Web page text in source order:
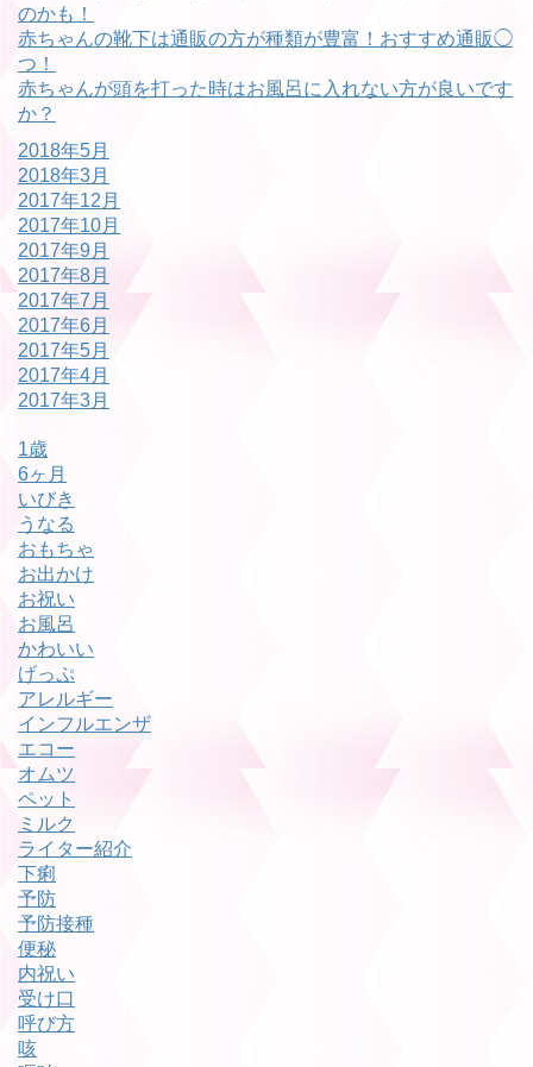
のかも！
赤ちゃんの靴下は通販の方が種類が豊富！おすすめ通販◯
つ！
赤ちゃんが頭を打った時はお風呂に入れない方が良いです
か？
2018年5月
2018年3月
2017年12月
2017年10月
2017年9月
2017年8月
2017年7月
2017年6月
2017年5月
2017年4月
2017年3月
1歳
6ヶ月
いびき
うなる
おもちゃ
お出かけ
お祝い
お風呂
かわいい
げっぷ
アレルギー
インフルエンザ
エコー
オムツ
ペット
ミルク
ライター紹介
下痢
予防
予防接種
便秘
内祝い
受け口
呼び方
咳